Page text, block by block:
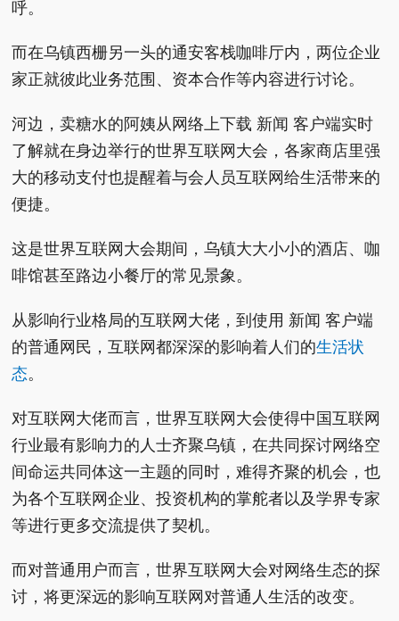
呼。
而在乌镇西栅另一头的通安客栈咖啡厅内，两位企业
家正就彼此业务范围、资本合作等内容进行讨论。
河边，卖糖水的阿姨从网络上下载 新闻 客户端实时
了解就在身边举行的世界互联网大会，各家商店里强
大的移动支付也提醒着与会人员互联网给生活带来的
便捷。
这是世界互联网大会期间，乌镇大大小小的酒店、咖
啡馆甚至路边小餐厅的常见景象。
从影响行业格局的互联网大佬，到使用 新闻 客户端
的普通网民，互联网都深深的影响着人们的生活状
态。
对互联网大佬而言，世界互联网大会使得中国互联网
行业最有影响力的人士齐聚乌镇，在共同探讨网络空
间命运共同体这一主题的同时，难得齐聚的机会，也
为各个互联网企业、投资机构的掌舵者以及学界专家
等进行更多交流提供了契机。
而对普通用户而言，世界互联网大会对网络生态的探
讨，将更深远的影响互联网对普通人生活的改变。